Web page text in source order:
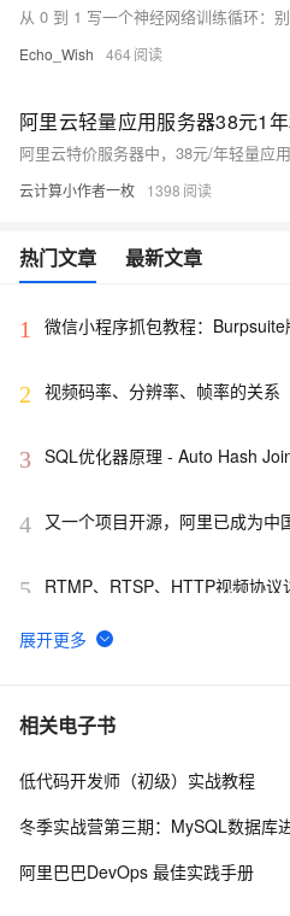
从 0 到 1 写一个神经网络训练循环：
Echo_Wish 464
云计算小作者一枚 1398
热门文章 最新文章
1 微信小程序抓包教程：
2 视频码率、分辨率、帧率的关系
3 SQL优化器原理 - Auto Hash
4 又一个项目开源，阿里已成为中
5
RTMP、RTSP、HTTP视频协
6 谷歌CEO皮查伊：对重返中国持
7 C语言项目参考解答：全正整数后
8 俗人解读 三维渲染 的工作过程
著录
相关电子书
低代码开发师（初级）实战教程
冬季实战营第三期：MySQL数据库
阿里巴巴DevOps 最佳实践手册